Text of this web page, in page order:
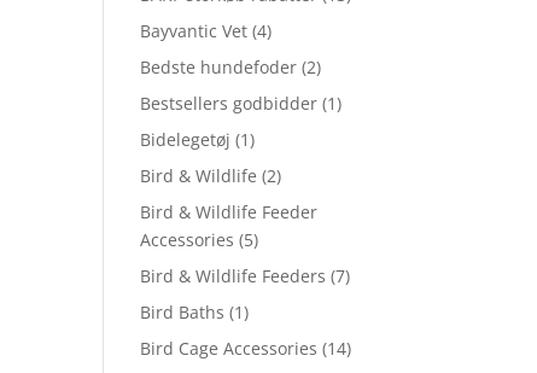
Bayvantic Vet (4)
Bedste hundefoder (2)
Bestsellers godbidder (1)
Bidelegetøj (1)
Bird & Wildlife (2)
Bird & Wildlife Feeder
Accessories (5)
Bird & Wildlife Feeders (7)
Bird Baths (1)
Bird Cage Accessories (14)